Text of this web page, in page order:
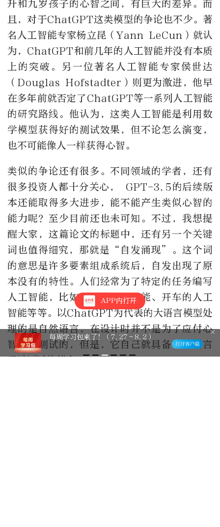
升和九岁孩子的心智之间，有巨大的差异。而
且，对于ChatGPT这类模型的争论也不少。著
名人工智能专家杨立昆（Yann LeCun）就认
为，ChatGPT和前几年的人工智能并没有本质
上的突破。另一位著名人工智能专家侯世达
（Douglas Hofstadter）则更为激进，他早
在多年前就否定了ChatGPT等一系列人工智能
的研究路线。他认为，这类人工智能是利用数
学模型获得好的测试效果，但不论怎么演变，
也不可能像人一样获得心智。
类似的争论还有很多。不同领域的学者，还有
很多投资人都十分关心， GPT-3.5的后续版
本还能取得多大进步，能不能产生类似心智的
能力呢？至少目前还也未可知。不过，我想提
醒大家，这篇论文的标题中，还有另一个关键
词也值得细究，那就是“自发涌现”。这个词
的意思是许多要素组成系统后，自发出现了原
本没有的特性。人们经常为了特定的任务编写
人工智能，比如下棋的人工智能、开车的人工
智能等等。以ChatGPT为代表的大语言模型处
理的是自然语言，在设计时并不是为了应付心
智理论测试的，但是，它自己就具备了靠语言
通过测试的能力。
APP内打开
老人清早6时外出散步“突发”热射
病，急诊专家：中暑早有前兆